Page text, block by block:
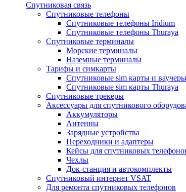
Спутниковая связь
Спутниковые телефоны
Спутниковые телефоны Iridium
Спутниковые телефоны Thuraya
Спутниковые терминалы
Морские терминалы
Наземные терминалы
Тарифы и симкарты
Спутниковые sim карты и
Спутниковые sim карты Thuraya
Спутниковые трекеры
Аксессуары для спутникового
Аккумуляторы
Антенны
Зарядные устройства
Переходники и адаптеры
Кейсы для спутниковых
Чехлы
Док-станция и автокомплекты
Спутниковый интернет VSAT
Для ремонта спутниковых телефонов